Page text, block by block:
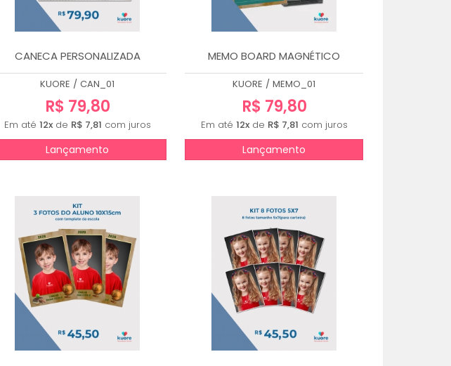
CANECA PERSONALIZADA
KUORE / CAN_01
R$ 79,80
Em até 12xde R$ 7,81 com juros
Lançamento
MEMO BOARD MAGNÉTICO
KUORE / MEMO_01
R$ 79,80
Em até 12xde R$ 7,81 com juros
Lançamento